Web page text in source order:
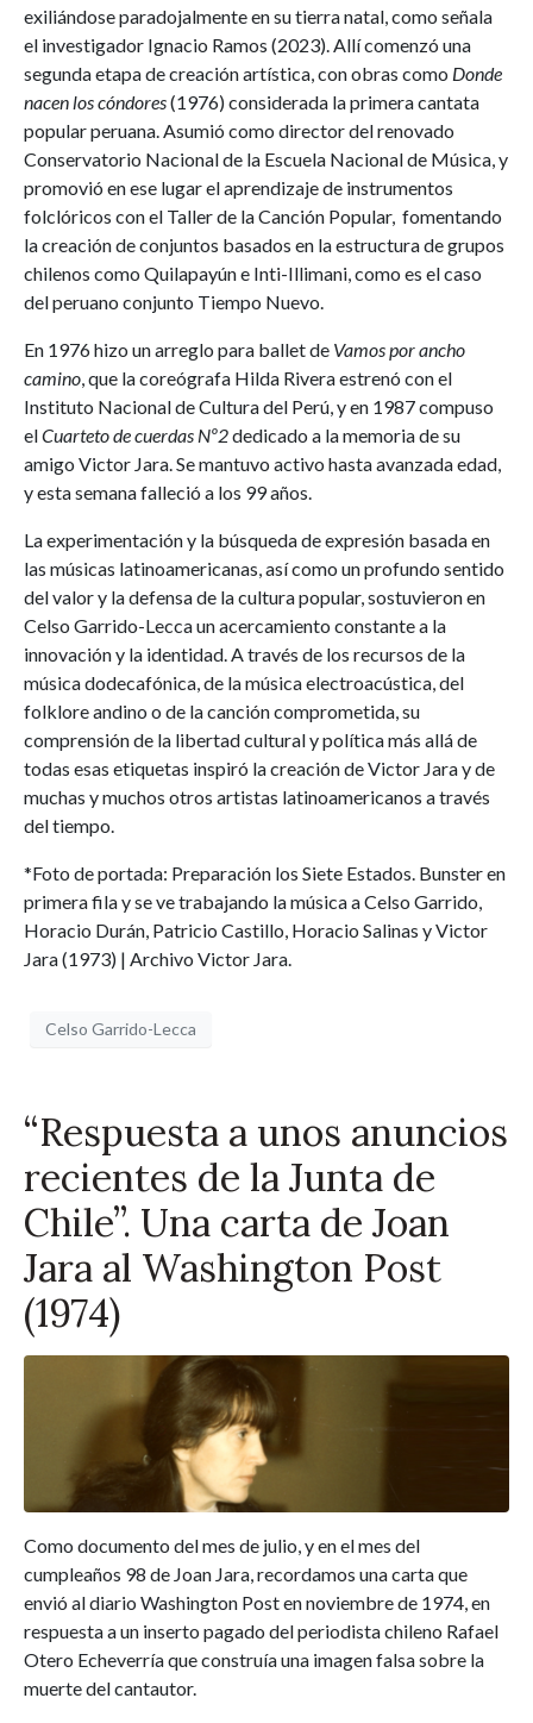
exiliándose paradojalmente en su tierra natal, como señala
el investigador Ignacio Ramos (2023). Allí comenzó una
segunda etapa de creación artística, con obras como Donde
nacen los cóndores(1976) considerada la primera cantata
popular peruana. Asumió como director del renovado
Conservatorio Nacional de la Escuela Nacional de Música, y
promovió en ese lugar el aprendizaje de instrumentos
folclóricos con el Taller de la Canción Popular, fomentando
la creación de conjuntos basados en la estructura de grupos
chilenos como Quilapayún e Inti-Illimani, como es el caso
del peruano conjunto Tiempo Nuevo.
En 1976 hizo un arreglo para ballet de Vamos por ancho
camino , que la coreógrafa Hilda Rivera estrenó con el
Instituto Nacional de Cultura del Perú, y en 1987 compuso
elCuarteto de cuerdas Nº2dedicado a la memoria de su
amigo Victor Jara. Se mantuvo activo hasta avanzada edad,
y esta semana falleció a los 99 años.
La experimentación y la búsqueda de expresión basada en
las músicas latinoamericanas, así como un profundo sentido
del valor y la defensa de la cultura popular, sostuvieron en
Celso Garrido-Lecca un acercamiento constante a la
innovación y la identidad. A través de los recursos de la
música dodecafónica, de la música electroacústica, del
folklore andino o de la canción comprometida, su
comprensión de la libertad cultural y política más allá de
todas esas etiquetas inspiró la creación de Victor Jara y de
muchas y muchos otros artistas latinoamericanos a través
del tiempo.
*Foto de portada: Preparación los Siete Estados. Bunster en
primera fila y se ve trabajando la música a Celso Garrido,
Horacio Durán, Patricio Castillo, Horacio Salinas y Victor
Jara (1973) | Archivo Victor Jara.
Celso Garrido-Lecca
“Respuesta a unos anuncios
recientes de la Junta de
Chile”. Una carta de Joan
Jara al Washington Post
(1974)
Como documento del mes de julio, y en el mes del
cumpleaños 98 de Joan Jara, recordamos una carta que
envió al diario Washington Post en noviembre de 1974, en
respuesta a un inserto pagado del periodista chileno Rafael
Otero Echeverría que construía una imagen falsa sobre la
muerte del cantautor.